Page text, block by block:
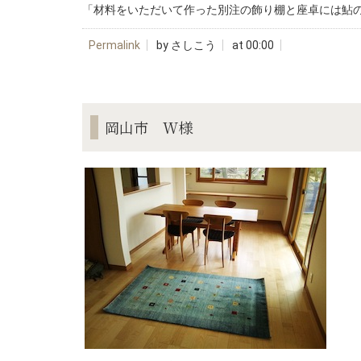
「材料をいただいて作った別注の飾り棚と座卓には鮎の
Permalink by さしこう at 00:00
岡山市 W様